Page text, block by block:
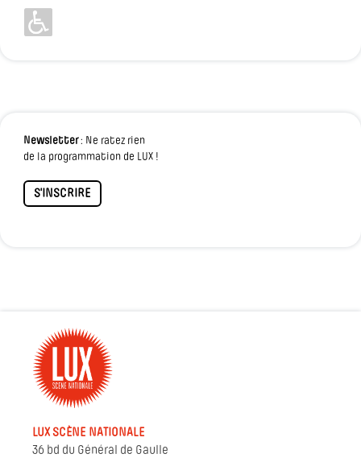
Newsletter: Ne ratez rien
de la programmation de LUX !
S'INSCRIRE
LUX SCÈNE NATIONALE
36 bd du Général de Gaulle